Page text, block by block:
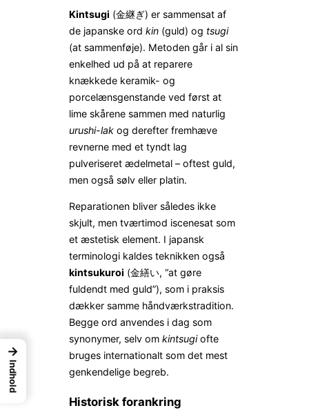
Kintsugi (金継ぎ) er sammensat af
de japanske ord kin (guld) og tsugi
(at sammenføje). Metoden går i al sin
enkelhed ud på at reparere
knækkede keramik- og
porcelænsgenstande ved først at
lime skårene sammen med naturlig
urushi-lak og derefter fremhæve
revnerne med et tyndt lag
pulveriseret ædelmetal – oftest guld,
men også sølv eller platin.
Reparationen bliver således ikke
skjult, men tværtimod iscenesat som
et æstetisk element. I japansk
terminologi kaldes teknikken også
kintsukuroi (金繕い, “at gøre
fuldendt med guld”), som i praksis
dækker samme håndværkstradition.
Begge ord anvendes i dag som
synonymer, selv om kintsugiofte
bruges internationalt som det mest
genkendelige begreb.
Historisk forankring
→
Indhold